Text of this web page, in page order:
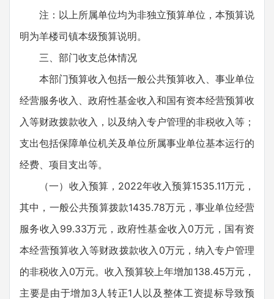
注：以上所属单位均为非独立预算单位，本预算说
明为羊楼司镇本级预算说明。
三、部门收支总体情况
本部门预算收入包括一般公共预算收入、事业单位
经营服务收入、政府性基金收入和国有资本经营预算收
入等财政拨款收入，以及纳入专户管理的非税收入等；
支出包括保障单位机关及单位所属事业单位基本运行的
经费、项目支出等。
（一）收入预算，2022年收入预算1535.11万元，
其中，一般公共预算拨款1435.78万元，事业单位经营
服务收入99.33万元，政府性基金收入0万元，国有资
本经营预算收入等财政拨款收入0万元，纳入专户管理
的非税收入0万元。收入预算较上年增加138.45万元，
主要是由于增加3人转正1人以及整体工资提标导致预